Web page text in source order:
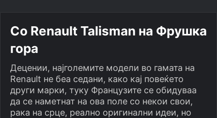
Со Renault Talisman на Фрушка
гора
Децении, најголемите модели во гамата на
Renault не беа седани, како кај повеќето
други марки, туку Французите се обидуваа
да се наметнат на ова поле со некои свои,
рака на срце, реално оригинални идеи, но